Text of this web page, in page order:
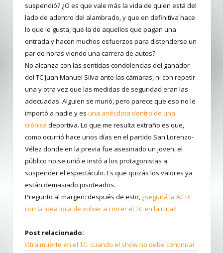
suspendió? ¿O es que vale más la vida de quien está del
lado de adentro del alambrado, y que en definitiva hace
lo que le gusta, que la de aquellos que pagan una
entrada y hacen muchos esfuerzos para distenderse un
par de horas viendo una carrera de autos?
No alcanza con las sentidas condolencias del ganador
del TC Juan Manuel Silva ante las cámaras, ni con repetir
una y otra vez que las medidas de seguridad eran las
adecuadas. Alguien se murió, pero parece que eso no le
importó a nadie y es una anécdota dentro de una
crónica deportiva. Lo que me resulta extraño es que,
como ocurrió hace unos días en el partido San Lorenzo-
Vélez donde en la previa fue asesinado un joven, el
público no se unió e instó a los protagonistas a
suspender el espectáculo. Es que quizás los valores ya
están demasiado pisoteados.
Pregunto al margen: después de esto, ¿seguirá la ACTC
con la idea loca de volver a correr el TC en la ruta?
Post relacionado:
Otra muerte en el TC: cuando el show no debe continuar